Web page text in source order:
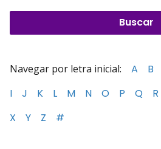
Navegar por letra inicial: A B
I
J K L M N O P Q R
X
Y Z #